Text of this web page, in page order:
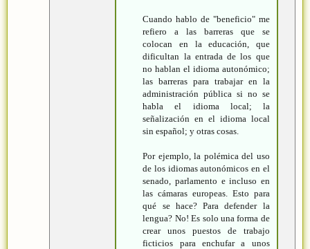
Cuando hablo de "beneficio" me
refiero a las barreras que se
colocan en la educación, que
dificultan la entrada de los que
no hablan el idioma autonómico;
las barreras para trabajar en la
administración pública si no se
habla el idioma local; la
señalización en el idioma local
sin español; y otras cosas.
Por ejemplo, la polémica del uso
de los idiomas autonómicos en el
senado, parlamento e incluso en
las cámaras europeas. Esto para
qué se hace? Para defender la
lengua? No! Es solo una forma de
crear unos puestos de trabajo
ficticios para enchufar a unos